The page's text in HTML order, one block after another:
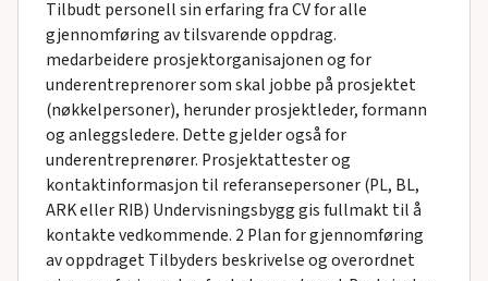
Tilbudt personell sin erfaring fra CV for alle
gjennomføring av tilsvarende oppdrag.
medarbeidere prosjektorganisajonen og for
underentreprenorer som skal jobbe på prosjektet
(nøkkelpersoner), herunder prosjektleder, formann
og anleggsledere. Dette gjelder også for
underentreprenører. Prosjektattester og
kontaktinformasjon til referansepersoner (PL, BL,
ARK eller RIB) Undervisningsbygg gis fullmakt til å
kontakte vedkommende. 2 Plan for gjennomføring
av oppdraget Tilbyders beskrivelse og overordnet